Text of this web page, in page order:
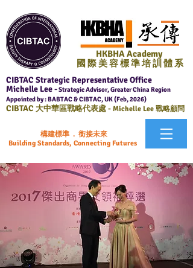
HKBHA Academy
國 際 美 容 標 準 培 訓 體 系
CIBTAC Strategic Representative Office
Michelle Lee -Strategic Advisor, Greater China Region
Appointed by : BABTAC & CIBTAC, UK (Feb, 2026)
CIBTAC大中華區戰略代表處 - Michelle Lee 戰略顧問
構建標準 . 銜接未來
Building Standards, Connecting Futures